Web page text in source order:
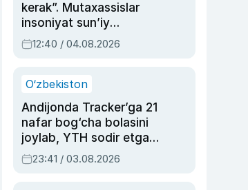
kerak”. Mutaxassislar
insoniyat sun’iy
intellektni boshqara
olmay qolishidan xavotir
12:40 / 04.08.2026
O‘zbekiston
Andijonda Tracker’ga 21
nafar bog‘cha bolasini
joylab, YTH sodir etgan
ayolga sud hukmi o‘qildi
23:41 / 03.08.2026